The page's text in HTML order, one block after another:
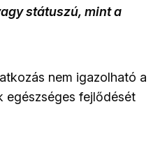
státuszú, mint a
nem igazolható a
egészséges fejlődését